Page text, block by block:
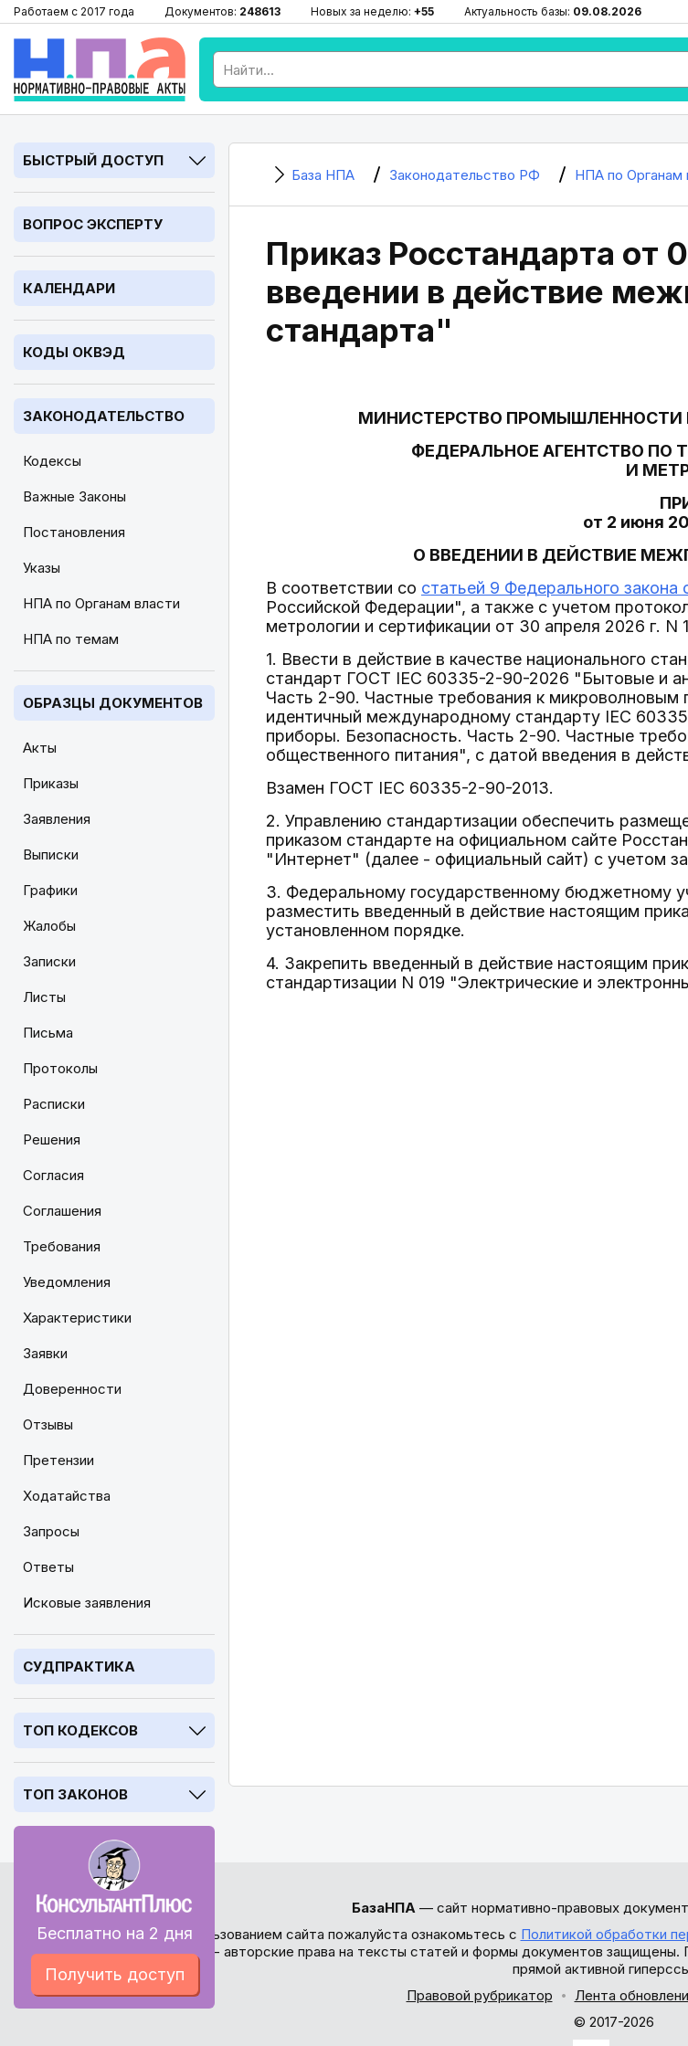
Работаем с 2017 года Документов: 248613 Новых за неделю: +55 Актуальность базы: 09.08.2026
БЫСТРЫЙ ДОСТУП
ВОПРОС ЭКСПЕРТУ
КАЛЕНДАРИ
КОДЫ ОКВЭД
ЗАКОНОДАТЕЛЬСТВО
Кодексы
Важные Законы
Постановления
Указы
НПА по Органам власти
НПА по темам
ОБРАЗЦЫ ДОКУМЕНТОВ
Акты
Приказы
Заявления
Выписки
Графики
Жалобы
Записки
Листы
Письма
Протоколы
Расписки
Решения
Согласия
Соглашения
Требования
Уведомления
Характеристики
Заявки
Доверенности
Отзывы
Претензии
Ходатайства
Запросы
Ответы
Исковые заявления
СУДПРАКТИКА
ТОП КОДЕКСОВ
ТОП ЗАКОНОВ
Бесплатно на 2 дня
Получить доступ
База НПА Законодательство РФ НПА по Органам
Приказ Росстандарта
введении в действие
стандарта"
МИНИСТЕРСТВО ПРОМЫШЛЕННОСТИ
ФЕДЕРАЛЬНОЕ АГЕНТСТВО ПО
И
от 2 июня
О ВВЕДЕНИИ В ДЕЙСТВИЕ
В соответствии со статьей 9 Федерального
Российской Федерации", а также с учетом
метрологии и сертификации от 30 апреля 2026 г.
1. Ввести в действие в качестве национального
стандарт ГОСТ IEC 60335-2-90-2026 "Бытовые и
Часть 2-90. Частные требования к микроволновым
идентичный международному стандарту IEC
приборы. Безопасность. Часть 2-90. Частные
общественного питания", с датой введения в
Взамен ГОСТ IEC 60335-2-90-2013.
2. Управлению стандартизации обеспечить
приказом стандарте на официальном сайте
"Интернет" (далее - официальный сайт) с учетом
3. Федеральному государственному бюджетному
разместить введенный в действие настоящим
установленном порядке.
4. Закрепить введенный в действие настоящим
стандартизации N 019 "Электрические и
БазаНПА— сайт нормативно-правовых
Перед использованием сайта пожалуйста ознакомьтесь с Политикой обработки
внимание - авторские права на тексты статей и формы документов защищены.
прямой активной
Правовой рубрикатор
Лента
© 2017-2026